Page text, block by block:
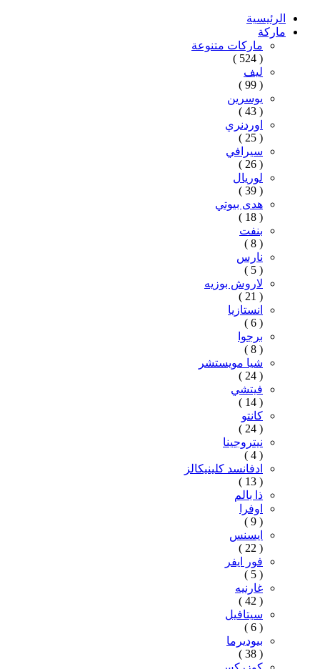
الرئيسية
ماركة
ماركات متنوعة
( 524 )
ليف
( 99 )
يوسرين
( 43 )
اوردنري
( 25 )
سيرافي
( 26 )
لوريال
( 39 )
هدى بيوتي
( 18 )
بنفت
( 8 )
نارس
( 5 )
لاروش بوزيه
( 21 )
انستازيا
( 6 )
برجوا
( 8 )
شيا مويستشر
( 24 )
فيتشي
( 14 )
كانتو
( 24 )
نيتروجينا
( 4 )
ادفانسد كلينيكالز
( 13 )
ذا بالم
اوفرا
( 9 )
ايسنس
( 22 )
فور ايفر
( 5 )
غارنيه
( 42 )
سيتافيل
( 6 )
بيوديرما
( 38 )